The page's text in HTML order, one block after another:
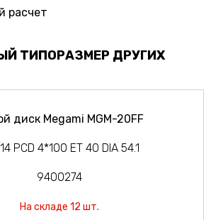
расчет
ТИПОРАЗМЕР ДРУГИХ
диск Megami MGM-20FF
PCD 4*100 ET 40 DIA 54.1
9400274
На складе 12 шт.